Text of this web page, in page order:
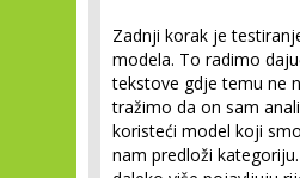
Zadnji korak je
modela. To radimo
tekstove gdje temu ne
tražimo da on sam
koristeći model koji
nam predloži